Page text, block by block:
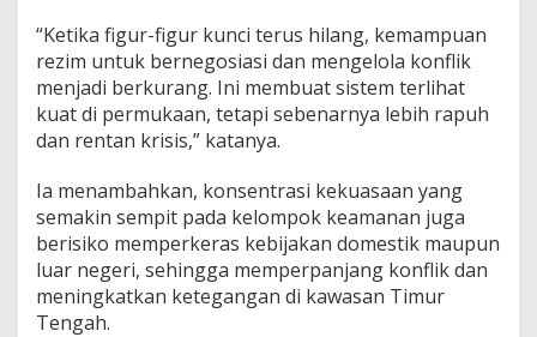
“Ketika figur-figur kunci terus hilang, kemampuan
rezim untuk bernegosiasi dan mengelola konflik
menjadi berkurang. Ini membuat sistem terlihat
kuat di permukaan, tetapi sebenarnya lebih rapuh
dan rentan krisis,” katanya.
Ia menambahkan, konsentrasi kekuasaan yang
semakin sempit pada kelompok keamanan juga
berisiko memperkeras kebijakan domestik maupun
luar negeri, sehingga memperpanjang konflik dan
meningkatkan ketegangan di kawasan Timur
Tengah.